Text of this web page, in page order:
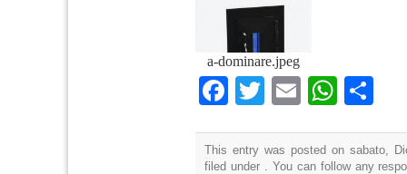
a-dominare.jpeg
Facebook
TwitterEmail
This entry was posted on sabato,
filed under . You can follow any